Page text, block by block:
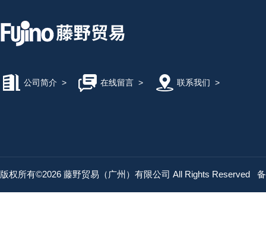
公司简介 > 在线留言> 联系我们 >
版权所有©2026 藤野贸易（广州）有限公司 All Rights Reserved